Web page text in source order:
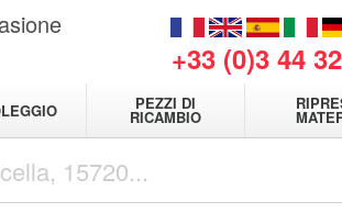
+33 (0)3 44
PEZZI DI
RICAMBIO